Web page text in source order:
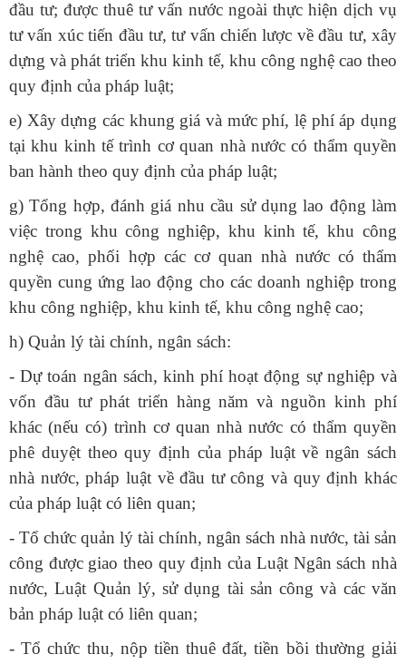
đầu tư; được thuê tư vấn nước ngoài thực hiện dịch vụ
tư vấn xúc tiến đầu tư, tư vấn chiến lược về đầu tư, xây
dựng và phát triển khu kinh tế, khu công nghệ cao theo
quy định của pháp luật;
e) Xây dựng các khung giá và mức phí, lệ phí áp dụng
tại khu kinh tế trình cơ quan nhà nước có thẩm quyền
ban hành theo quy định của pháp luật;
g) Tổng hợp, đánh giá nhu cầu sử dụng lao động làm
việc trong khu công nghiệp, khu kinh tế, khu công
nghệ cao, phối hợp các cơ quan nhà nước có thẩm
quyền cung ứng lao động cho các doanh nghiệp trong
khu công nghiệp, khu kinh tế, khu công nghệ cao;
h) Quản lý tài chính, ngân sách:
- Dự toán ngân sách, kinh phí hoạt động sự nghiệp và
vốn đầu tư phát triển hàng năm và nguồn kinh phí
khác (nếu có) trình cơ quan nhà nước có thẩm quyền
phê duyệt theo quy định của pháp luật về ngân sách
nhà nước, pháp luật về đầu tư công và quy định khác
của pháp luật có liên quan;
- Tổ chức quản lý tài chính, ngân sách nhà nước, tài sản
công được giao theo quy định của Luật Ngân sách nhà
nước, Luật Quản lý, sử dụng tài sản công và các văn
bản pháp luật có liên quan;
- Tổ chức thu, nộp tiền thuê đất, tiền bồi thường giải